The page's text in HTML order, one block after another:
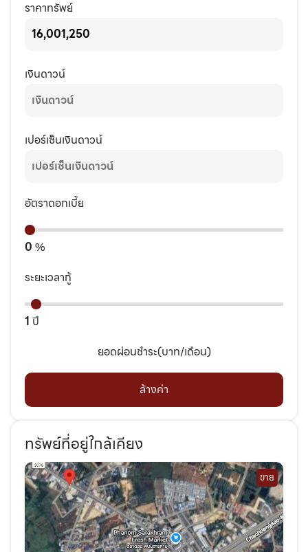
ราคาทรัพย์
เงินดาวน์
เปอร์เซ็นเงินดาวน์
อัตราดอกเบี้ย
0 %
ระยะเวลากู้
1 ปี
ยอดผ่อนชำระ(บาท/เดือน)
ล้างค่า
ทรัพย์ที่อยู่ใกล้เคียง
ขาย